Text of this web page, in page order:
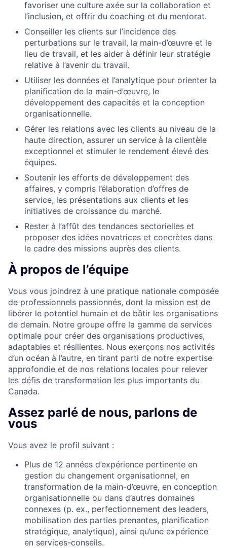
favoriser une culture axée sur la collaboration et
l’inclusion, et offrir du coaching et du mentorat.
Conseiller les clients sur l’incidence des
perturbations sur le travail, la main-d’œuvre et le
lieu de travail, et les aider à définir leur stratégie
relative à l’avenir du travail.
Utiliser les données et l’analytique pour orienter la
planification de la main-d’œuvre, le
développement des capacités et la conception
organisationnelle.
Gérer les relations avec les clients au niveau de la
haute direction, assurer un service à la clientèle
exceptionnel et stimuler le rendement élevé des
équipes.
Soutenir les efforts de développement des
affaires, y compris l’élaboration d’offres de
service, les présentations aux clients et les
initiatives de croissance du marché.
Rester à l’affût des tendances sectorielles et
proposer des idées novatrices et concrètes dans
le cadre des missions auprès des clients.
À propos de l’équipe
Vous vous joindrez à une pratique nationale composée
de professionnels passionnés, dont la mission est de
libérer le potentiel humain et de bâtir les organisations
de demain. Notre groupe offre la gamme de services
optimale pour créer des organisations productives,
adaptables et résilientes. Nous exerçons nos activités
d’un océan à l’autre, en tirant parti de notre expertise
approfondie et de nos relations locales pour relever
les défis de transformation les plus importants du
Canada.
Assez parlé de nous, parlons de
vous
Vous avez le profil suivant :
Plus de 12 années d’expérience pertinente en
gestion du changement organisationnel, en
transformation de la main-d’œuvre, en conception
organisationnelle ou dans d’autres domaines
connexes (p. ex., perfectionnement des leaders,
mobilisation des parties prenantes, planification
stratégique, analytique), ainsi qu’une expérience
en services-conseils.